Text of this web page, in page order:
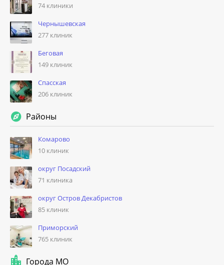
74 клиники
Чернышевская
277 клиник
Беговая
149 клиник
Спасская
206 клиник
Районы
Комарово
10 клиник
округ Посадский
71 клиника
округ Остров Декабристов
85 клиник
Приморский
765 клиник
Города МО